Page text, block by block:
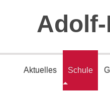
Aktuelles Schule